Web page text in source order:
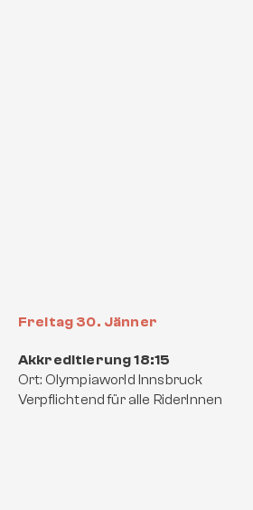
Freitag 30. Jänner
Akkreditierung 18:15
Ort: Olympiaworld Innsbruck
Verpflichtend für alle RiderInnen